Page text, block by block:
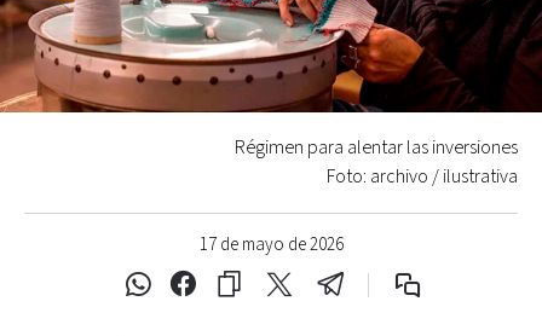
17 de mayo de 2026
Régimen para alentar las inversiones
Foto: archivo / ilustrativa